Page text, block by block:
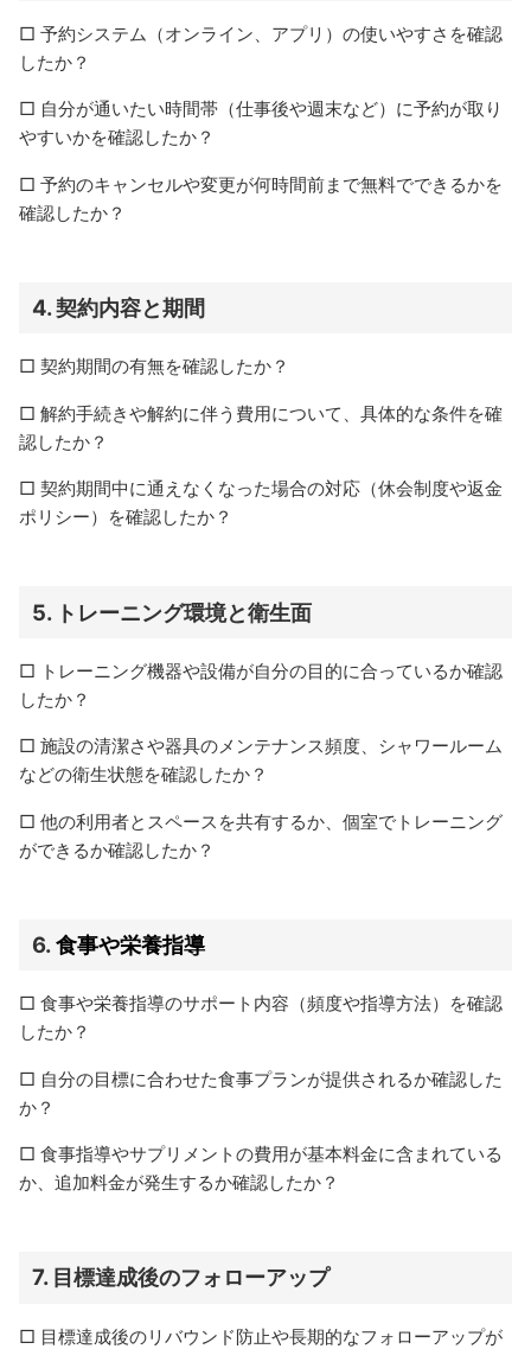
□ 予約システム（オンライン、アプリ）の使いやすさを確認
したか？
□ 自分が通いたい時間帯（仕事後や週末など）に予約が取り
やすいかを確認したか？
□ 予約のキャンセルや変更が何時間前まで無料でできるかを
確認したか？
4.契約内容と期間
□ 契約期間の有無を確認したか？
□ 解約手続きや解約に伴う費用について、具体的な条件を確
認したか？
□ 契約期間中に通えなくなった場合の対応（休会制度や返金
ポリシー）を確認したか？
5. トレーニング環境と衛生面
□ トレーニング機器や設備が自分の目的に合っているか確認
したか？
□ 施設の清潔さや器具のメンテナンス頻度、シャワールーム
などの衛生状態を確認したか？
□ 他の利用者とスペースを共有するか、個室でトレーニング
ができるか確認したか？
6.食事や栄養指導
□ 食事や栄養指導のサポート内容（頻度や指導方法）を確認
したか？
□ 自分の目標に合わせた食事プランが提供されるか確認した
か？
□ 食事指導やサプリメントの費用が基本料金に含まれている
か、追加料金が発生するか確認したか？
7. 目標達成後のフォローアップ
□ 目標達成後のリバウンド防止や長期的なフォローアップが